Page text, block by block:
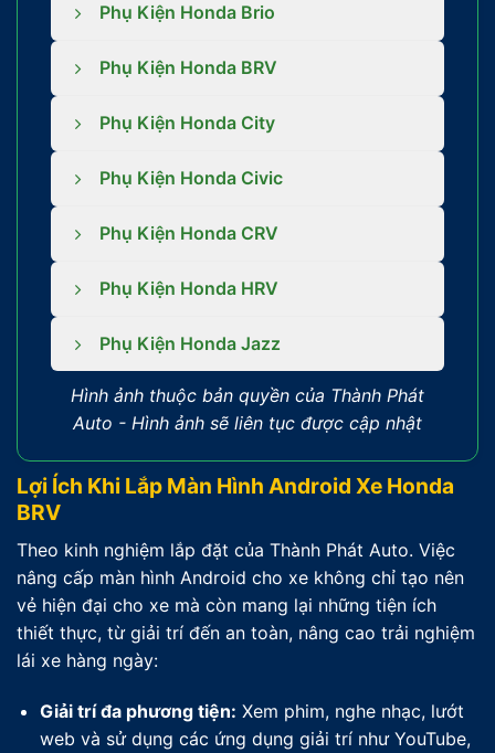
Phụ Kiện Honda Brio
Phụ Kiện Honda BRV
Phụ Kiện Honda City
Phụ Kiện Honda Civic
Phụ Kiện Honda CRV
Phụ Kiện Honda HRV
Phụ Kiện Honda Jazz
Hình ảnh thuộc bản quyền của Thành Phát
Auto - Hình ảnh sẽ liên tục được cập nhật
Lợi Ích Khi Lắp Màn Hình Android Xe Honda
BRV
Theo kinh nghiệm lắp đặt của Thành Phát Auto. Việc
nâng cấp màn hình Android cho xe không chỉ tạo nên
vẻ hiện đại cho xe mà còn mang lại những tiện ích
thiết thực, từ giải trí đến an toàn, nâng cao trải nghiệm
lái xe hàng ngày:
Giải trí đa phương tiện: Xem phim, nghe nhạc, lướt
web và sử dụng các ứng dụng giải trí như YouTube,